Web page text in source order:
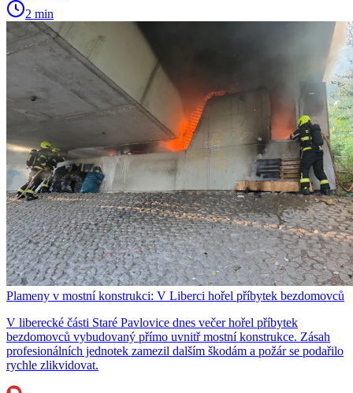
2 min
Plameny v mostní konstrukci: V Liberci hořel příbytek bezdomovců
V liberecké části Staré Pavlovice dnes večer hořel příbytek
bezdomovců vybudovaný přímo uvnitř mostní konstrukce. Zásah
profesionálních jednotek zamezil dalším škodám a požár se podařilo
rychle zlikvidovat.